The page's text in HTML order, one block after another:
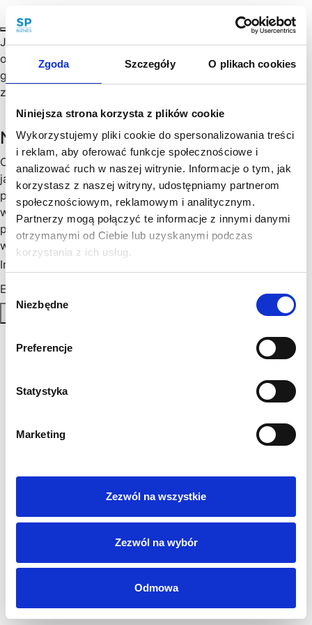
Zgoda Szczegóły O plikach cookies
Niniejsza strona korzysta z plików cookie
Wykorzystujemy pliki cookie do spersonalizowania treści
i reklam, aby oferować funkcje społecznościowe i
analizować ruch w naszej witrynie. Informacje o tym, jak
korzystasz z naszej witryny, udostępniamy partnerom
społecznościowym, reklamowym i analitycznym.
Partnerzy mogą połączyć te informacje z innymi danymi
otrzymanymi od Ciebie lub uzyskanymi podczas
korzystania z ich usług.
Wybór
zgody
Niezbędne
Preferencje
Statystyka
Marketing
Zezwól na wszystkie
Zezwól na wybór
Odmowa
Jak założyć Spółkę z o.o.? Kiedy spółka z ograniczoną
odpowiedzialnością może rozpocząć działalność
gospodarczą? Kto reprezentuje spółkę z o.o. i odpowiada
za zobowiązania spółki?…
Newsletter
Chętny, chętna na więcej praktycznych porad prawnych
jak wesprzeć rozwój Twojego biznesu, zoptymalizować
podatki, zminimalizować formalności? Cenimy Twój czas:
wysyłamy konkrety, rzetelne informacje sprawdzone w
praktyce i ważne aktualizacje w prawie, które mogą mieć
wpływ na Twoj biznes. Skorzystaj!
Imię
Email
Zapisz się
Regulamin
Sygnaliści
Login
Kontakt